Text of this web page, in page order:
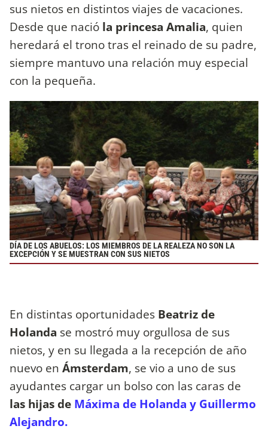
sus nietos en distintos viajes de vacaciones.
Desde que nació la princesa Amalia, quien
heredará el trono tras el reinado de su padre,
siempre mantuvo una relación muy especial
con la pequeña.
DÍA DE LOS ABUELOS: LOS MIEMBROS DE LA REALEZA NO SON LA
EXCEPCIÓN Y SE MUESTRAN CON SUS NIETOS
En distintas oportunidades Beatriz de
Holanda se mostró muy orgullosa de sus
nietos, y en su llegada a la recepción de año
nuevo en Ámsterdam, se vio a uno de sus
ayudantes cargar un bolso con las caras de
las hijas de Máxima de Holanda y Guillermo
Alejandro.